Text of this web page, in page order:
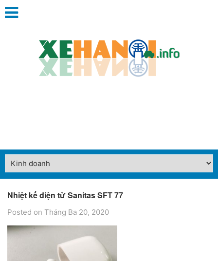
Nhiệt kế điện tử Sanitas SFT 77
Posted on Tháng Ba 20, 2020